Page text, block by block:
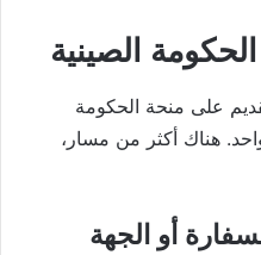
الصينية
على منحة الحكومة
هناك أكثر من مسار،
أو الجهة